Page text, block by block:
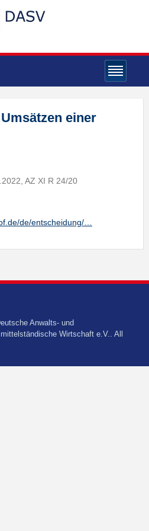
einer
AZ XI R 24/20
de/entscheidung/…
Anwalts- und
Wirtschaft e.V.. All